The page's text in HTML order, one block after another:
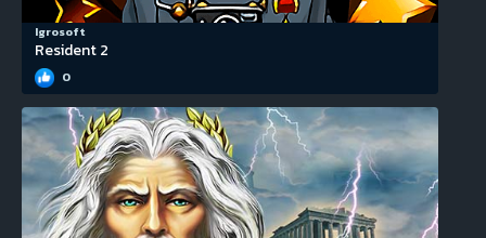
Igrosoft
Resident 2
0